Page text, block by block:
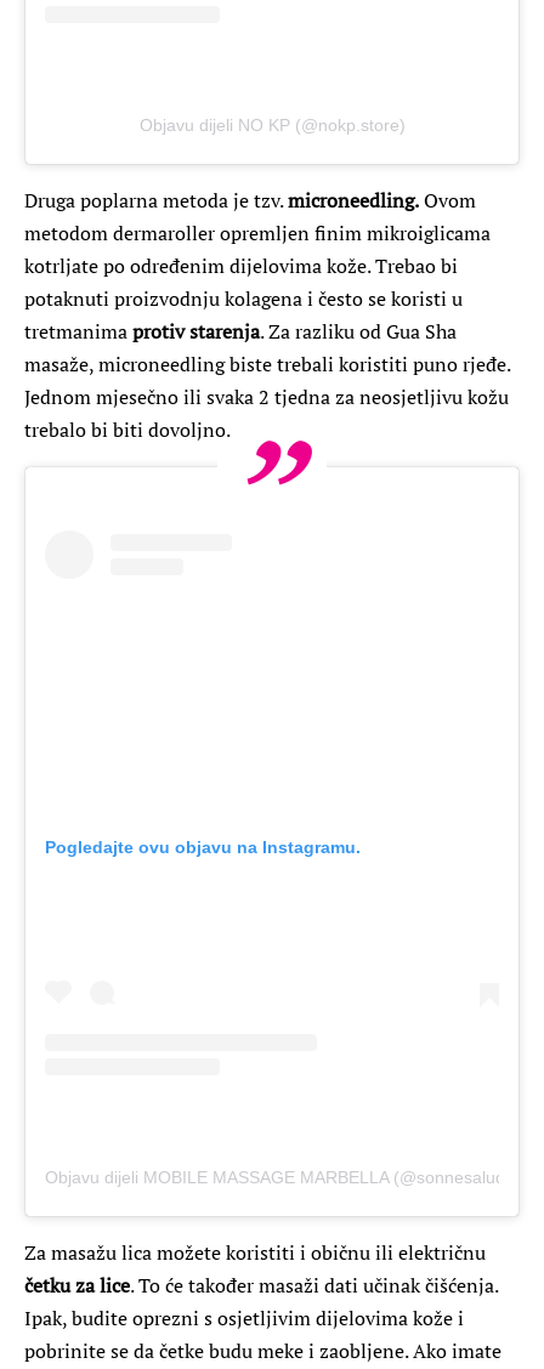
Objavu dijeli NO KP (@nokp.store)
Druga poplarna metoda je tzv.microneedling.Ovom
metodom dermaroller opremljen finim mikroiglicama
kotrljate po određenim dijelovima kože. Trebao bi
potaknuti proizvodnju kolagena i često se koristi u
tretmanimaprotiv starenja. Za razliku od Gua Sha
masaže, microneedling biste trebali koristiti puno rjeđe.
Jednom mjesečno ili svaka 2 tjedna za neosjetljivu kožu
trebalo bi biti dovoljno.
Pogledajte ovu objavu na Instagramu.
Objavu dijeli MOBILE MASSAGE MARBELLA (@sonnesalud)
Za masažu lica možete koristiti i običnu ili električnu
četku za lice. To će također masaži dati učinak čišćenja.
Ipak, budite oprezni s osjetljivim dijelovima kože i
pobrinite se da četke budu meke i zaobljene. Ako imate